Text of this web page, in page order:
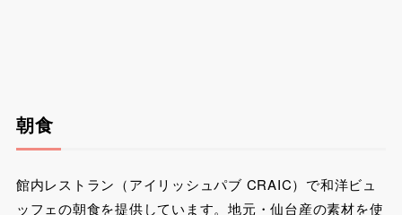
朝食
館内レストラン（アイリッシュパブ CRAIC）で和洋ビュ
ッフェの朝食を提供しています。地元・仙台産の素材を使